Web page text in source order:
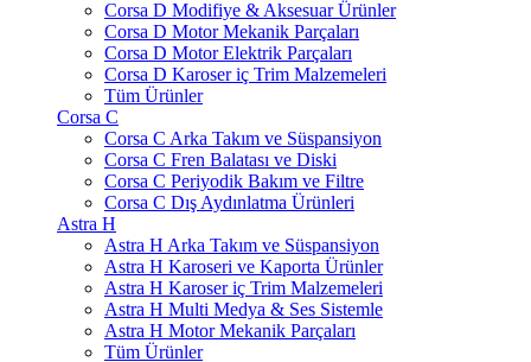
Corsa D Modifiye & Aksesuar Ürünler
Corsa D Motor Mekanik Parçaları
Corsa D Motor Elektrik Parçaları
Corsa D Karoser iç Trim Malzemeleri
Tüm Ürünler
Corsa C
Corsa C Arka Takım ve Süspansiyon
Corsa C Fren Balatası ve Diski
Corsa C Periyodik Bakım ve Filtre
Corsa C Dış Aydınlatma Ürünleri
Astra H
Astra H Arka Takım ve Süspansiyon
Astra H Karoseri ve Kaporta Ürünler
Astra H Karoser iç Trim Malzemeleri
Astra H Multi Medya & Ses Sistemle
Astra H Motor Mekanik Parçaları
Tüm Ürünler